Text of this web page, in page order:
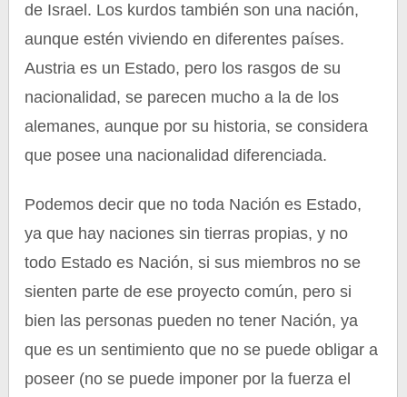
de Israel. Los kurdos también son una nación,
aunque estén viviendo en diferentes países.
Austria es un Estado, pero los rasgos de su
nacionalidad, se parecen mucho a la de los
alemanes, aunque por su historia, se considera
que posee una nacionalidad diferenciada.
Podemos decir que no toda Nación es Estado,
ya que hay naciones sin tierras propias, y no
todo Estado es Nación, si sus miembros no se
sienten parte de ese proyecto común, pero si
bien las personas pueden no tener Nación, ya
que es un sentimiento que no se puede obligar a
poseer (no se puede imponer por la fuerza el